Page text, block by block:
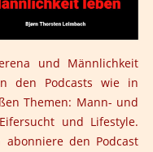
und Männlichkeit
den Podcasts wie in
Themen: Mann- und
und Lifestyle.
den Podcast